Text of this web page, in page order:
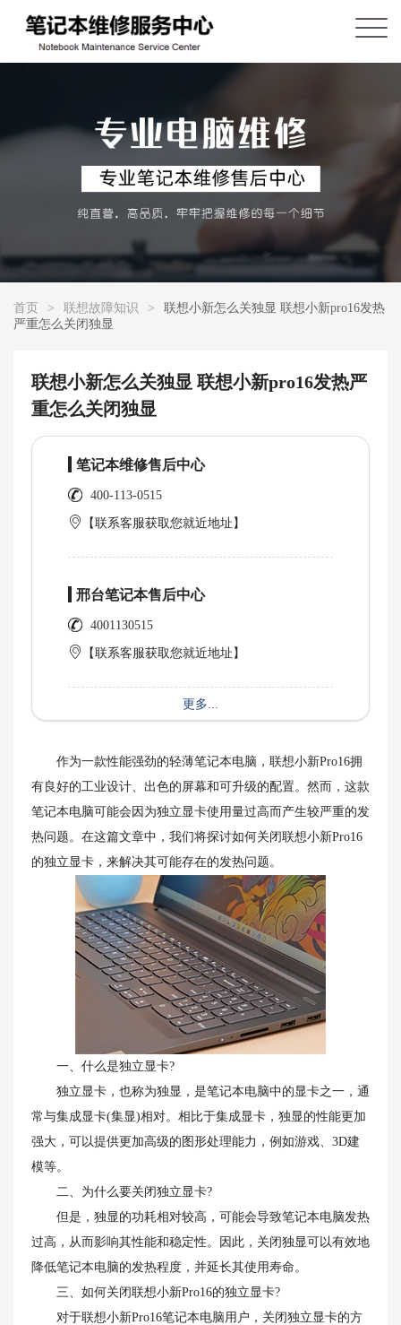
首页 > 联想故障知识 >
联想小新怎么关独显 联想小新pro16发热
严重怎么关闭独显
联想小新怎么关独显 联想小新pro16发热严
重怎么关闭独显
笔记本维修售后中心
400-113-0515
【联系客服获取您就近地址】
邢台笔记本售后中心
4001130515
【联系客服获取您就近地址】
更多...
作为一款性能强劲的轻薄笔记本电脑，联想小新Pro16拥
有良好的工业设计、出色的屏幕和可升级的配置。然而，这款
笔记本电脑可能会因为独立显卡使用量过高而产生较严重的发
热问题。在这篇文章中，我们将探讨如何关闭联想小新Pro16
的独立显卡，来解决其可能存在的发热问题。
一、什么是独立显卡?
独立显卡，也称为独显，是笔记本电脑中的显卡之一，通
常与集成显卡(集显)相对。相比于集成显卡，独显的性能更加
强大，可以提供更加高级的图形处理能力，例如游戏、3D建
模等。
二、为什么要关闭独立显卡?
但是，独显的功耗相对较高，可能会导致笔记本电脑发热
过高，从而影响其性能和稳定性。因此，关闭独显可以有效地
降低笔记本电脑的发热程度，并延长其使用寿命。
三、如何关闭联想小新Pro16的独立显卡?
对于联想小新Pro16笔记本电脑用户，关闭独立显卡的方